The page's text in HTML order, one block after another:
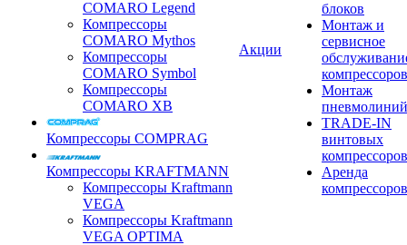
COMARO Legend
Компрессоры
COMARO Mythos
Компрессоры
COMARO Symbol
Компрессоры
COMARO XB
Компрессоры COMPRAG
Компрессоры KRAFTMANN
Компрессоры Kraftmann
VEGA
Компрессоры Kraftmann
VEGA OPTIMA
Акции
блоков
Монтаж и
сервисное
компрессоров
Монтаж
пневмолиний
TRADE-IN
винтовых
компрессоров
Аренда
компрессоров